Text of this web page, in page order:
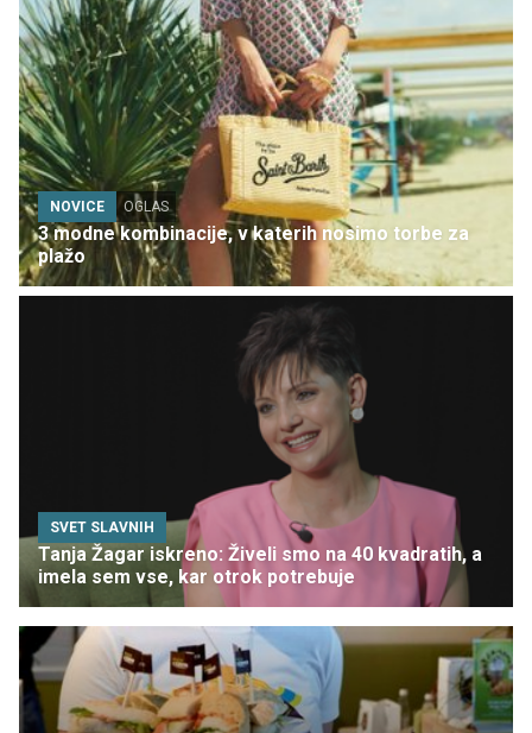
NOVICE OGLAS
3 modne kombinacije, v katerih nosimo torbe za
plažo
SVET SLAVNIH
Tanja Žagar iskreno: Živeli smo na 40 kvadratih, a
imela sem vse, kar otrok potrebuje